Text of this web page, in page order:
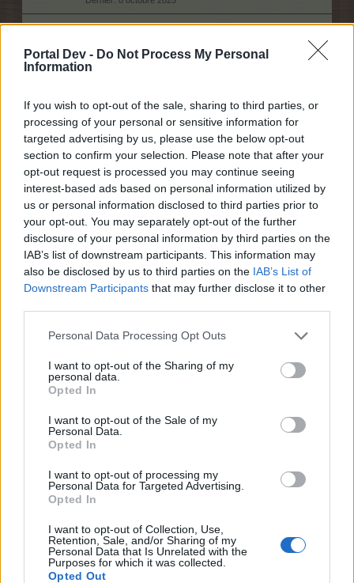
Portal Dev - Do Not Process My Personal
Information
If you wish to opt-out of the sale, sharing to third parties, or
processing of your personal or sensitive information for
targeted advertising by us, please use the below opt-out
section to confirm your selection. Please note that after your
opt-out request is processed you may continue seeing
interest-based ads based on personal information utilized by
us or personal information disclosed to third parties prior to
your opt-out. You may separately opt-out of the further
disclosure of your personal information by third parties on the
IAB’s list of downstream participants. This information may
also be disclosed by us to third parties on the IAB’s List of
Downstream Participants that may further disclose it to other
Personal Data Processing Opt Outs
I want to opt-out of the Sharing of my
personal data.
Opted In
I want to opt-out of the Sale of my
Personal Data.
Opted In
I want to opt-out of processing my
Personal Data for Targeted Advertising.
Opted In
I want to opt-out of Collection, Use,
Retention, Sale, and/or Sharing of my
Personal Data that Is Unrelated with the
Purposes for which it was collected.
Opted Out
FAQ technique
12 décembre 2020
Discussions: 2 Messages: 2
Aide
Questions générales
Discussions: 5,485 Messages:
Hier à 13:00
Questions techniques
Discussions: 5,688 Messages: 32,385
Aide pour les débutants
Le jeu
Discussions: 24 Messages: 4,348
Hier à 02:28
Discussions: 54 Messages: 281,983
17 juillet 2026
Éloges et critiques